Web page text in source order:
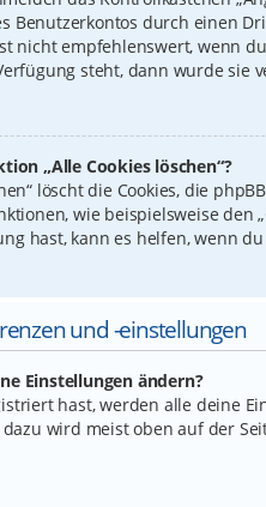
Benutzerkontos durch einen
nicht empfehlenswert, wenn
steht, dann wurde sie
„Alle Cookies löschen“?
löscht die Cookies, die
wie beispielsweise
hast, kann es helfen, wenn
und -einstellungen
Einstellungen ändern?
hast, werden alle deine
dazu wird meist oben auf der